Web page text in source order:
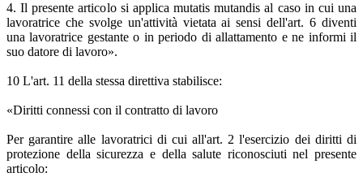
4. Il presente articolo si applica mutatis mutandis al caso in cui una
lavoratrice che svolge un'attività vietata ai sensi dell'art. 6 diventi
una lavoratrice gestante o in periodo di allattamento e ne informi il
suo datore di lavoro».
10 L'art. 11 della stessa direttiva stabilisce:
«Diritti connessi con il contratto di lavoro
Per garantire alle lavoratrici di cui all'art. 2 l'esercizio dei diritti di
protezione della sicurezza e della salute riconosciuti nel presente
articolo: